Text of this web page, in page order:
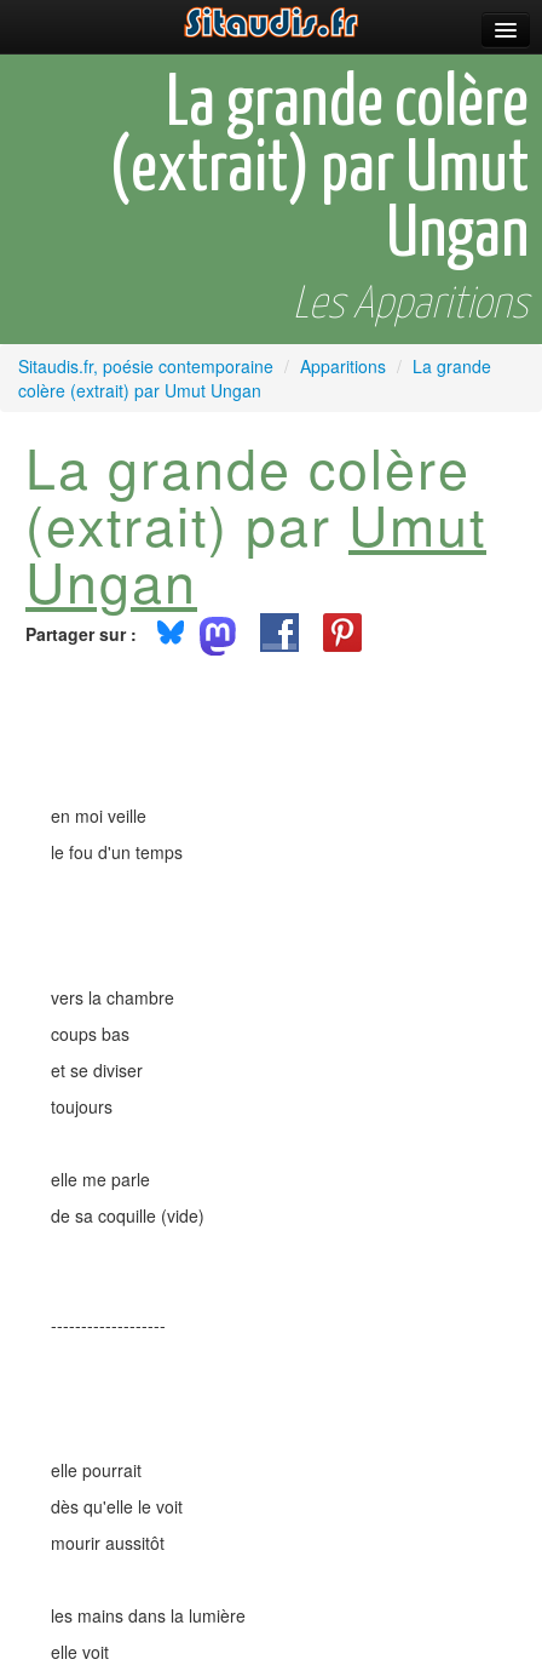
Poèmes et fictions
Prescriptions
La grande colère
(extrait) par Umut
Ungan
Les Apparitions
Sitaudis.fr, poésie contemporaine / Apparitions / La grande
colère (extrait) par Umut Ungan
La grande colère
(extrait) par Umut
Ungan
Partager sur :
en moi veille
le fou d'un temps
vers la chambre
coups bas
et se diviser
toujours
elle me parle
de sa coquille (vide)
-------------------
elle pourrait
dès qu'elle le voit
mourir aussitôt
les mains dans la lumière
elle voit